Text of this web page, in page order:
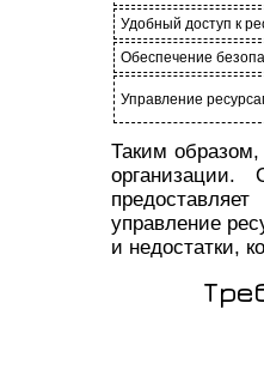
Удобный доступ к
Обеспечение
Управление
Таким
организации.
управление
и недостатки,